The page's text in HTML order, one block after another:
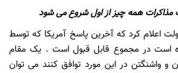
همه چیز از اول شروع می شود
اعلام کرد که آخرین پاسخ آمریکا که توسط
است در مجموع قابل قبول است . یک مقام
و واشنگتن در این مورد توافق کنند می توان